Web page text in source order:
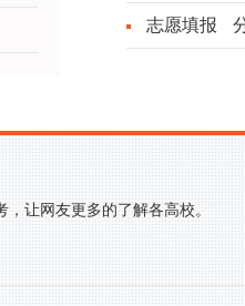
院校志愿填报
，让网友更多的了解各高校。